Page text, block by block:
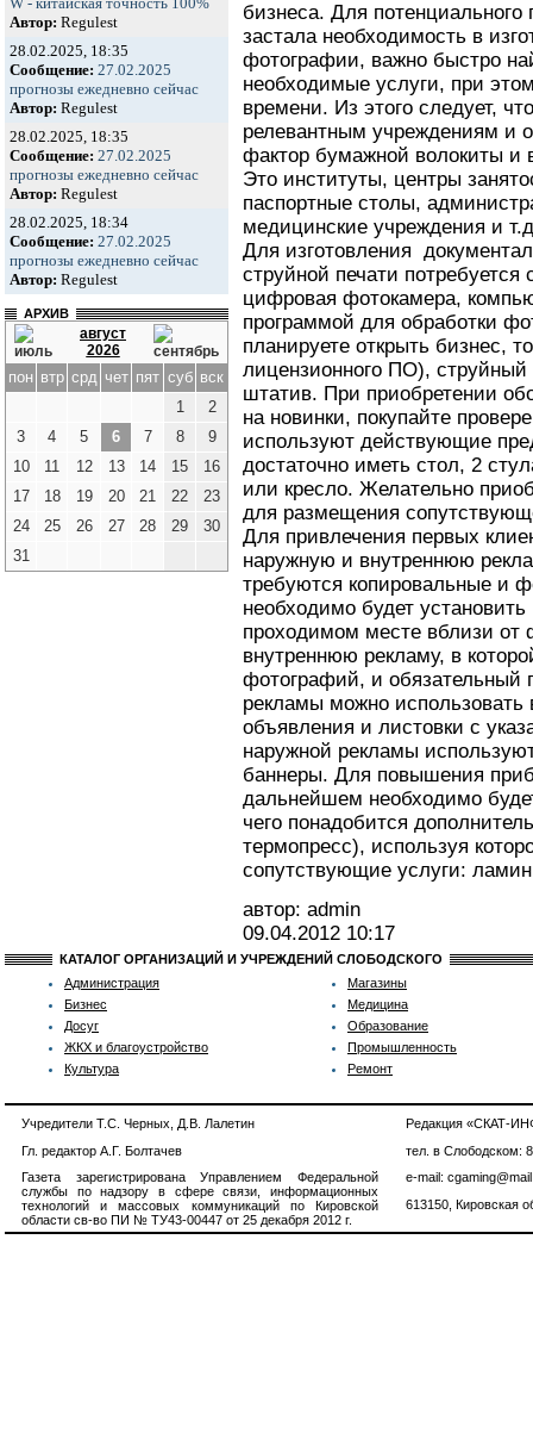
Автор: Regulest
28.02.2025, 18:35
Сообщение: 27.02.2025
прогнозы ежедневно сейчас
Автор: Regulest
28.02.2025, 18:35
Сообщение: 27.02.2025
прогнозы ежедневно сейчас
Автор: Regulest
28.02.2025, 18:34
Сообщение: 27.02.2025
прогнозы ежедневно сейчас
Автор: Regulest
АРХИВ
август
2026
пон втр срд чет пят суб вск
1
2
3
4 5 6 7 8
9
10
11 12 13 14 15
16
17
18 19 20 21 22
23
24
25 26 27 28 29
30
31
бизнеса. Для потенциального
застала необходимость в
фотографии, важно быстро
необходимые услуги, при
времени. Из этого следует,
релевантным учреждениям и
фактор бумажной волокиты и
Это институты, центры
паспортные столы,
медицинские учреждения и
Для изготовления
струйной печати
цифровая фотокамера,
программой для обработки
планируете открыть бизнес,
лицензионного ПО),
штатив. При приобретении
на новинки, покупайте
используют действующие
достаточно иметь стол, 2
или кресло. Желательно
для размещения
Для привлечения первых
наружную и внутреннюю
требуются копировальные и
необходимо будет
проходимом месте вблизи от
внутреннюю рекламу, в
фотографий, и обязательный
рекламы можно использовать
объявления и листовки с
наружной рекламы
баннеры. Для повышения
дальнейшем необходимо
чего понадобится
термопресс), используя
сопутствующие услуги:
автор: admin
09.04.2012 10:17
КАТАЛОГ ОРГАНИЗАЦИЙ И УЧРЕЖДЕНИЙ СЛОБОДСКОГО
Администрация
Бизнес
Досуг
ЖКХ и благоустройство
Культура
Магазины
Медицина
Образование
Промышленность
Ремонт
Учредители Т.С. Черных, Д.В. Лалетин
Гл. редактор А.Г. Болтачев
Газета зарегистрирована Управлением Федеральной
службы по надзору в сфере связи, информационных
технологий и массовых коммуникаций по Кировской
области св-во ПИ № ТУ43-00447 от 25 декабря 2012 г.
Редакция «СКАТ-
тел. в Слободском:
e-mail:
613150, Кировская